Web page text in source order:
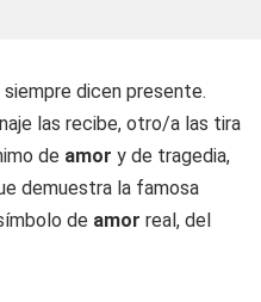
siempre dicen presente.
las recibe, otro/a las tira
de amor y de tragedia,
demuestra la famosa
de amor real, del